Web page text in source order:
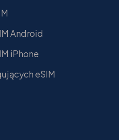
Android
iPhone
eSIM